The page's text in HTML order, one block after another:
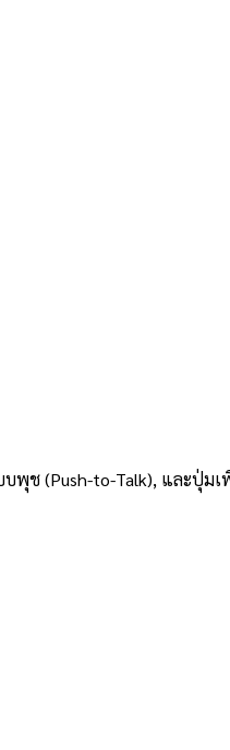
ช (Push-to-Talk), และปุ่มเ